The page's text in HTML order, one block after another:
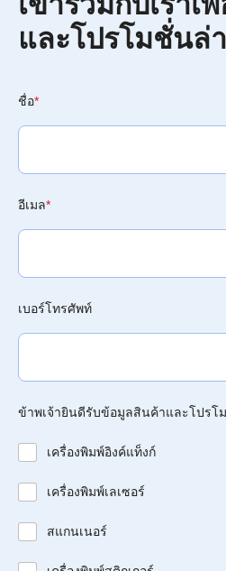
และโปรโมชั่นล่
ชื่อ*
อีเมล*
เบอร์โทรศัพท์
ข้าพเจ้ายินดีรับข้อมูลสินค้าและโปรโ
เครื่องพิมพ์อิงค์แท็งก์
เครื่องพิมพ์เลเซอร์
สแกนเนอร์